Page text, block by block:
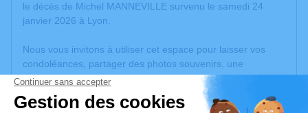
le décès de Michel MANNEVILLE survenu le samedi 24
janvier 2026 à Lyon.
Nous vous invitons à utiliser cet espace pour laisser vos
condoléances, partager des photos souvenirs, une
anecdote ou exprimer vos pensées à travers des poèmes
ou des textes. Cet endroit est un lieu d'expression dédié à
honorer la mémoire de Michel MANNEVILLE.